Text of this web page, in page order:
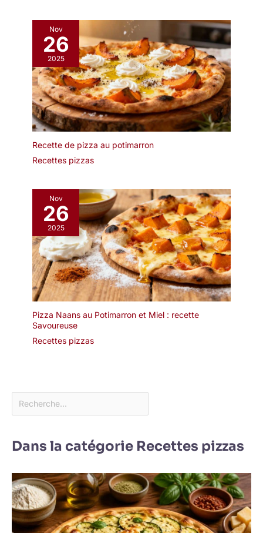
poreux et n'absorbe ni
les liquides ni les odeurs.
Il est facile à nettoyer en
le rinçant à l'eau tiède
savonneuse et n'est pas
adapté au lave-vaisselle.
Nov
26
2025
Recette de pizza au potimarron
Recettes pizzas
Nov
26
2025
Pizza Naans au Potimarron et Miel : recette
Savoureuse
Recettes pizzas
Dans la catégorie Recettes pizzas